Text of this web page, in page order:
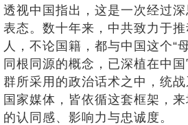
透视中国指出，这是一次经过
表态。数十年来，中共致力于
人，不论国籍，都与中国这个“
同根同源的概念，已深植在中
群所采用的政治话术之中，统
国家媒体，皆依循这套框架，
的认同感、影响力与忠诚度。